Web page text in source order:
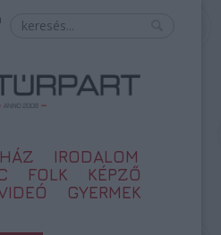
IRODALOM
FOLK
KÉPZŐ
GYERMEK